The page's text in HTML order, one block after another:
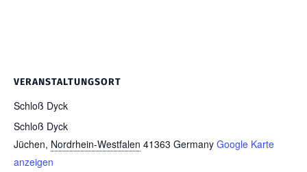
VERANSTALTUNGSORT
Schloß Dyck
Schloß Dyck
Jüchen, Nordrhein-Westfalen 41363 Germany Google Karte
anzeigen